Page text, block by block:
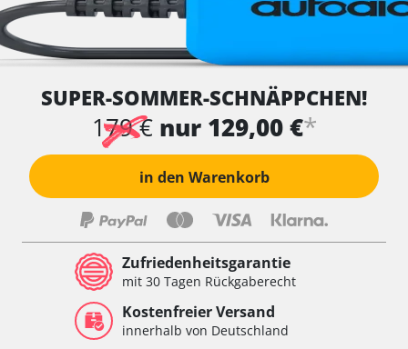
SUPER-SOMMER-SCHNÄPPCHEN!
179 € nur 129,00 €*
in den Warenkorb
Zufriedenheitsgarantie
mit 30 Tagen Rückgaberecht
Kostenfreier Versand
innerhalb von Deutschland